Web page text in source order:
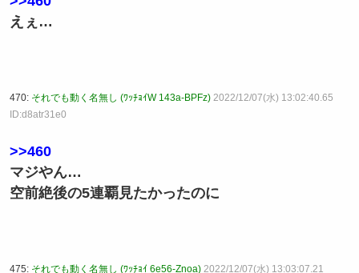
えぇ…
470: それでも動く名無し (ﾜｯﾁｮｲW 143a-BPFz) 2022/12/07(水) 13:02:40.65
ID:d8atr31e0
>>460
マジやん…
空前絶後の5連覇見たかったのに
475: それでも動く名無し (ﾜｯﾁｮｲ 6e56-Znoa) 2022/12/07(水) 13:03:07.21